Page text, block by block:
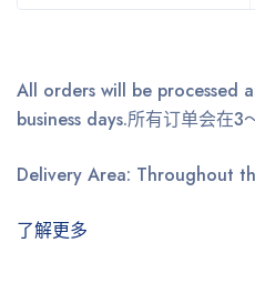
All orders will be processed
business days.所有订单会在3
Delivery Area: Throughout
了解更多